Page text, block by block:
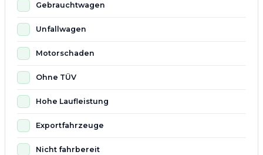
Gebrauchtwagen
Unfallwagen
Motorschaden
Ohne TÜV
Hohe Laufleistung
Exportfahrzeuge
Nicht fahrbereit